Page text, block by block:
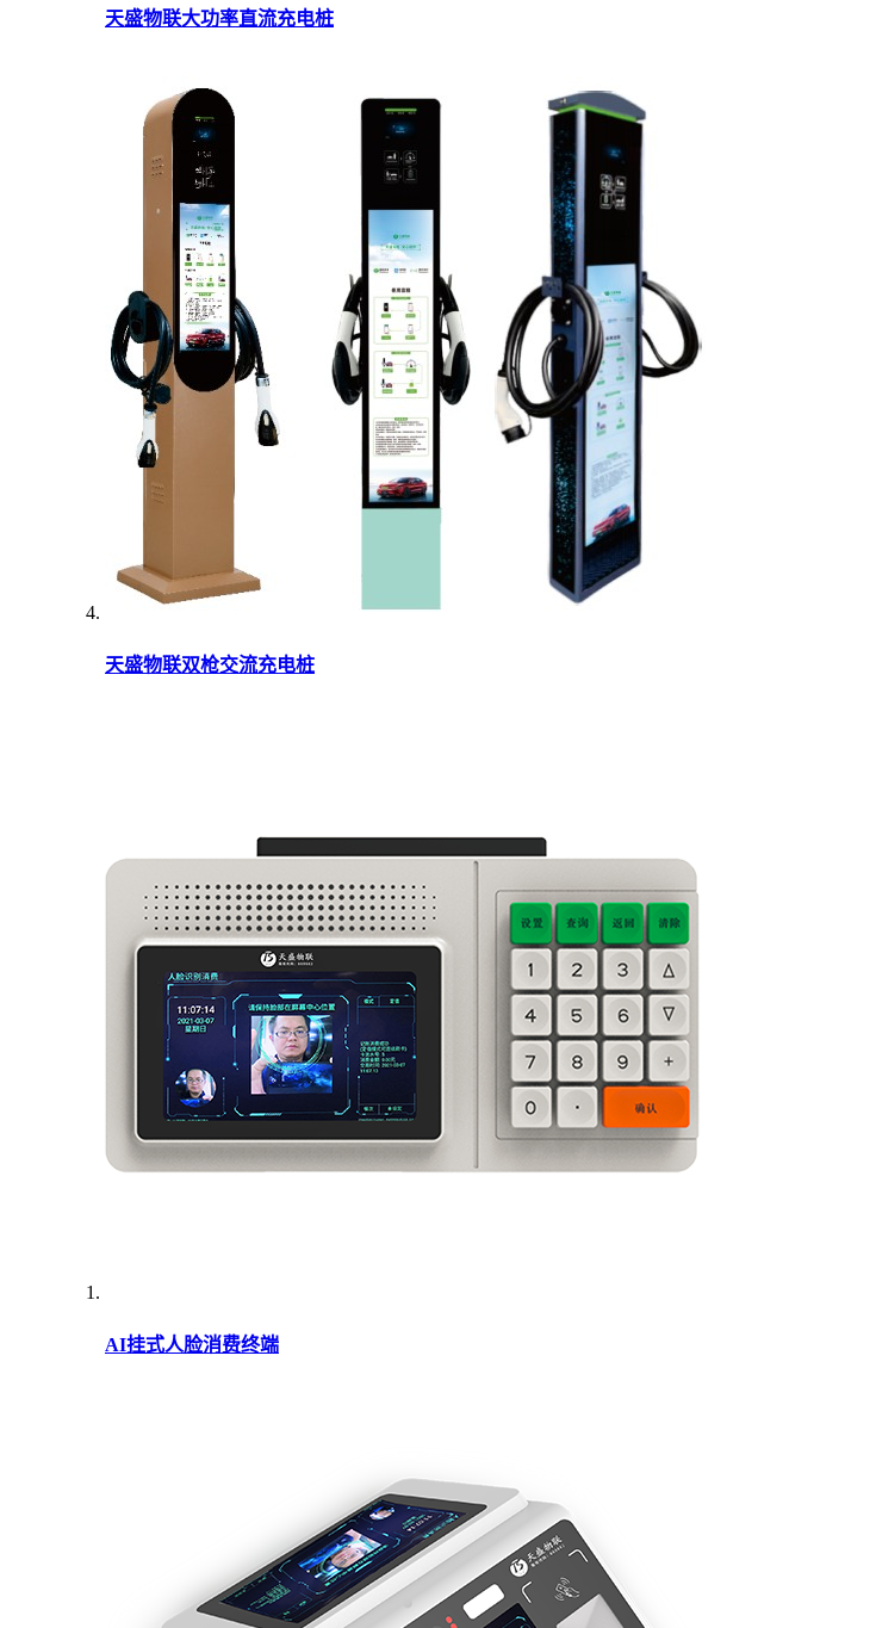
天盛物联大功率直流充电桩
天盛物联双枪交流充电桩
AI挂式人脸消费终端